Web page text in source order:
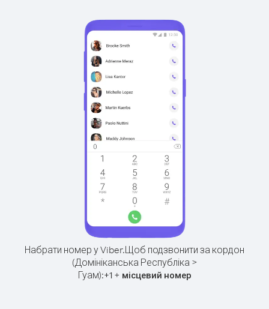
Набрати номер у Viber.Щоб подзвонити за кордон
(Домініканська Республіка >
Гуам):+1+ місцевий номер